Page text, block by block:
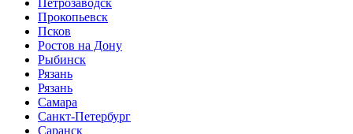
Прокопьевск
Псков
Ростов на Дону
Рыбинск
Рязань
Рязань
Самара
Санкт-Петербург
Саранск